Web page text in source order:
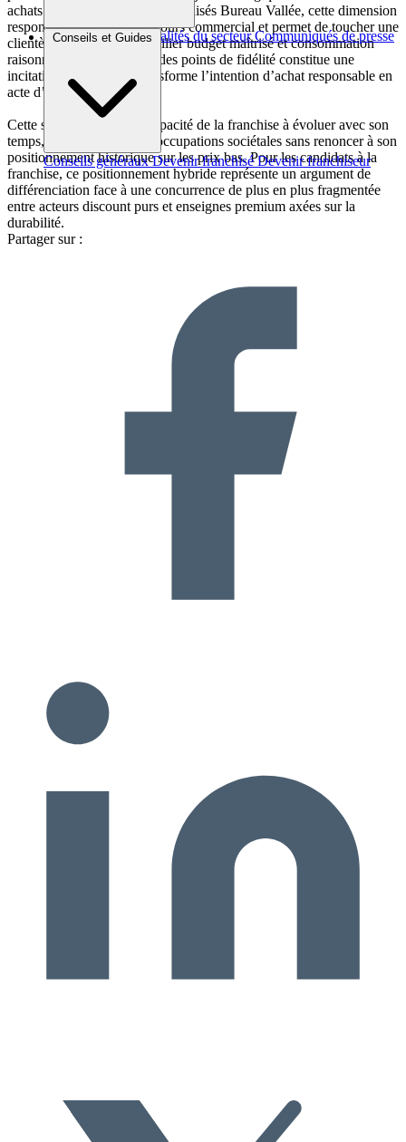
Brèves et actus Actualités du secteur Communiqués de presse
Conseils et Guides
Conseils généraux Devenir franchisé Devenir franchiseur
achats de rentrée. Pour les franchisés Bureau Vallée, cette dimension
responsable enrichit le discours commercial et permet de toucher une
clientèle soucieuse de concilier budget maîtrisé et consommation
raisonnée. Le doublement des points de fidélité constitue une
incitation concrète qui transforme l’intention d’achat responsable en
acte d’achat effectif.
Cette stratégie illustre la capacité de la franchise à évoluer avec son
temps, en intégrant les préoccupations sociétales sans renoncer à son
positionnement historique sur les prix bas. Pour les candidats à la
franchise, ce positionnement hybride représente un argument de
différenciation face à une concurrence de plus en plus fragmentée
entre acteurs discount purs et enseignes premium axées sur la
durabilité.
Partager sur :